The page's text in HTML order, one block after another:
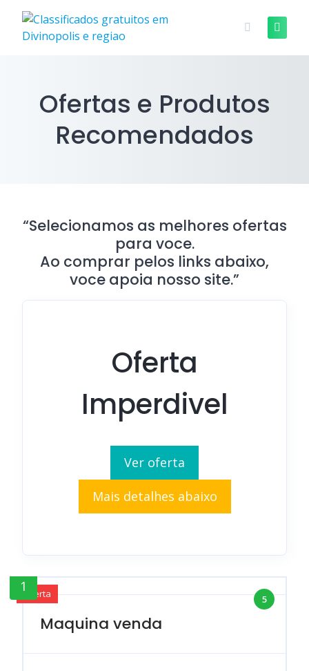
content
Ofertas e Produtos
Recomendados
“Selecionamos as melhores ofertas
para voce.
Ao comprar pelos links abaixo,
voce apoia nosso site.”
Oferta
Imperdivel
Ver oferta
Mais detalhes abaixo
Oferta
1
5
Maquina venda